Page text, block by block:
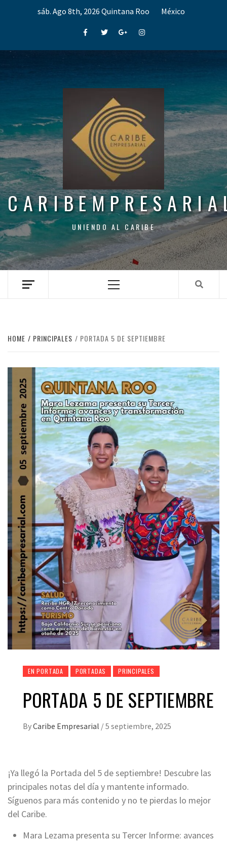
sáb. Ago 8th, 2026 Quintana Roo México
FacebookTwitterGoogle+Instagram
UNIENDO AL CARIBE
Menu
HOME PRINCIPALES PORTADA 5 DE SEPTIEMBRE
EN PORTADA PORTADAS PRINCIPALES
PORTADA 5 DE SEPTIEMBRE
ByCaribe Empresarial /5 septiembre, 2025
¡Ya llegó la Portada del 5 de septiembre! Descubre las
principales notas del día y mantente informado.
Síguenos para más contenido y no te pierdas lo mejor
del Caribe.
Mara Lezama presenta su Tercer Informe: avances